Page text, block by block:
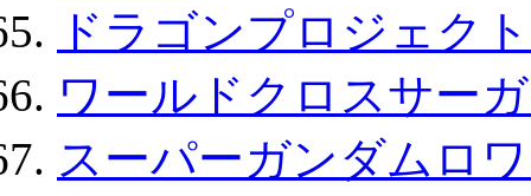
ドラゴンプロジェク
ワールドクロスサー
スーパーガンダムロ